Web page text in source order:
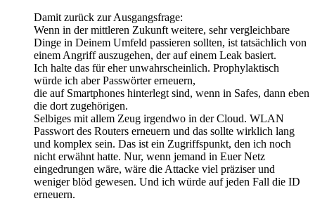
Damit zurück zur Ausgangsfrage:
Wenn in der mittleren Zukunft weitere, sehr vergleichbare
Dinge in Deinem Umfeld passieren sollten, ist tatsächlich von
einem Angriff auszugehen, der auf einem Leak basiert.
Ich halte das für eher unwahrscheinlich. Prophylaktisch
würde ich aber Passwörter erneuern,
die auf Smartphones hinterlegt sind, wenn in Safes, dann eben
die dort zugehörigen.
Selbiges mit allem Zeug irgendwo in der Cloud. WLAN
Passwort des Routers erneuern und das sollte wirklich lang
und komplex sein. Das ist ein Zugriffspunkt, den ich noch
nicht erwähnt hatte. Nur, wenn jemand in Euer Netz
eingedrungen wäre, wäre die Attacke viel präziser und
weniger blöd gewesen. Und ich würde auf jeden Fall die ID
erneuern.